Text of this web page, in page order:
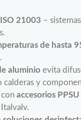
ISO 21003 –
de hasta
.
aluminio evita
calderas y
accesorios